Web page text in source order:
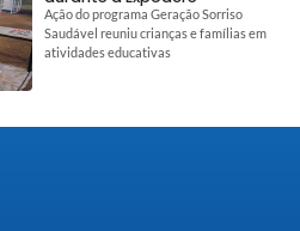
Ação do programa Geração Sorriso
Saudável reuniu crianças e famílias em
atividades educativas